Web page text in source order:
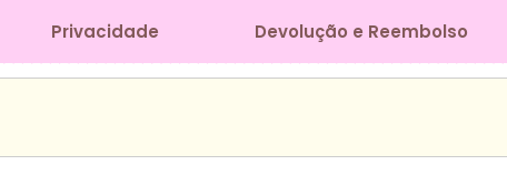
Privacidade Devolução e Reembolso